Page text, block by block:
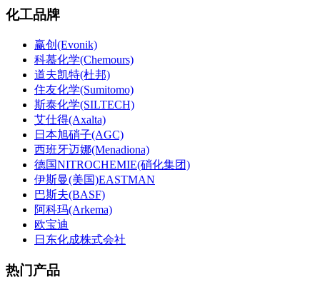
化工品牌
赢创(Evonik)
科慕化学(Chemours)
道夫凯特(杜邦)
住友化学(Sumitomo)
斯泰化学(SILTECH)
艾仕得(Axalta)
日本旭硝子(AGC)
西班牙迈娜(Menadiona)
德国NITROCHEMIE(硝化集团)
伊斯曼(美国)EASTMAN
巴斯夫(BASF)
阿科玛(Arkema)
欧宝迪
日东化成株式会社
热门产品